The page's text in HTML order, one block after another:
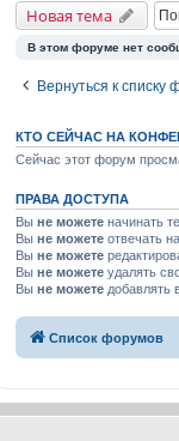
Новая тема
В этом форуме нет
Вернуться к списку
КТО СЕЙЧАС НА
Сейчас этот форум
ПРАВА ДОСТУПА
Вы не можете начинать
Вы не можете отвечать
Вы не можете
Вы не можете удалять
Вы не можете добавлять
Список форумов